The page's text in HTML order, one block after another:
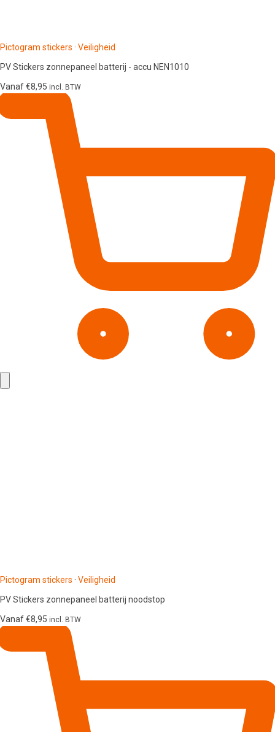
Pictogram stickers · Veiligheid
PV Stickers zonnepaneel batterij - accu NEN1010
Vanaf€8,95 incl. BTW
Pictogram stickers · Veiligheid
PV Stickers zonnepaneel batterij noodstop
Vanaf€8,95 incl. BTW